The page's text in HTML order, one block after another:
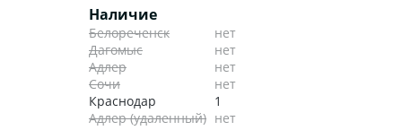
Наличие
Белореченск
нет
Дагомыс
нет
Адлер
нет
Сочи
нет
Краснодар
1
Адлер (удаленный) нет